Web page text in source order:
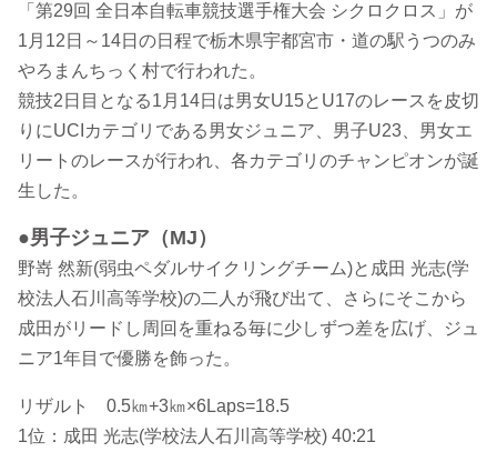
「第29回 全日本自転車競技選手権大会 シクロクロス」が
1月12日～14日の日程で栃木県宇都宮市・道の駅うつのみ
やろまんちっく村で行われた。
競技2日目となる1月14日は男女U15とU17のレースを皮切
りにUCIカテゴリである男女ジュニア、男子U23、男女エ
リートのレースが行われ、各カテゴリのチャンピオンが誕
生した。
●男子ジュニア（MJ）
野嵜 然新(弱虫ペダルサイクリングチーム)と成田 光志(学
校法人石川高等学校)の二人が飛び出て、さらにそこから
成田がリードし周回を重ねる毎に少しずつ差を広げ、ジュ
ニア1年目で優勝を飾った。
リザルト 0.5㎞+3㎞×6Laps=18.5
1位：成田 光志(学校法人石川高等学校) 40:21